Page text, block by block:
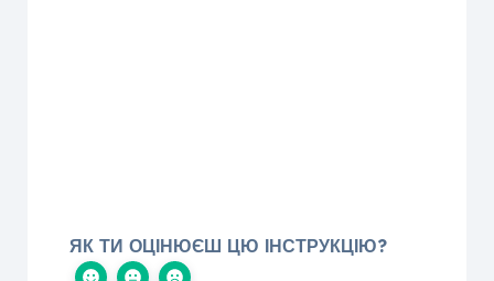
ЯК ТИ ОЦІНЮЄШ ЦЮ ІНСТРУКЦІЮ?